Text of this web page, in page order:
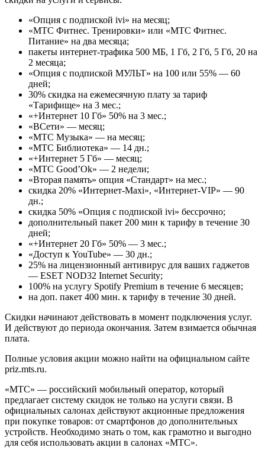
«Опция с подпиской ivi» на месяц;
«МТС Фитнес. Тренировки» или «МТС Фитнес.
Питание» на два месяца;
пакеты интернет-трафика 500 МБ, 1 Гб, 2 Гб, 5 Гб, 20 на
2 месяца;
«Опция с подпиской МУЛЬТ» на 100 или 55% — 60
дней;
30% скидка на ежемесячную плату за тариф
«Тарифище» на 3 мес.;
«+Интернет 10 Гб» 50% на 3 мес.;
«ВСети» — месяц;
«МТС Музыка» — на месяц;
«МТС Библиотека» — 14 дн.;
«+Интернет 5 Гб» — месяц;
«МТС Good’Ok» — 2 недели;
«Вторая память» опция «Стандарт» на мес.;
скидка 20% «Интернет-Maxi», «Интернет-VIP» — 90
дн.;
скидка 50% «Опция с подпиской ivi» бессрочно;
дополнительный пакет 200 мин к тарифу в течение 30
дней;
«+Интернет 20 Гб» 50% — 3 мес.;
«Доступ к YouTube» — 30 дн.;
25% на лицензионный антивирус для ваших гаджетов
— ESET NOD32 Internet Security;
100% на услугу Spotify Premium в течение 6 месяцев;
на доп. пакет 400 мин. к тарифу в течение 30 дней.
Скидки начинают действовать в момент подключения услуг.
И действуют до периода окончания. Затем взимается обычная
плата.
Полные условия акции можно найти на официальном сайте
priz.mts.ru.
«МТС» — российский мобильный оператор, который
предлагает систему скидок не только на услуги связи. В
официальных салонах действуют акционные предложения
при покупке товаров: от смартфонов до дополнительных
устройств. Необходимо знать о том, как грамотно и выгодно
для себя использовать акции в салонах «МТС».